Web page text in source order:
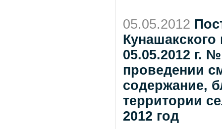
05.05.2012
05.05.2012 г.
проведении
содержание,
территории
2012 год